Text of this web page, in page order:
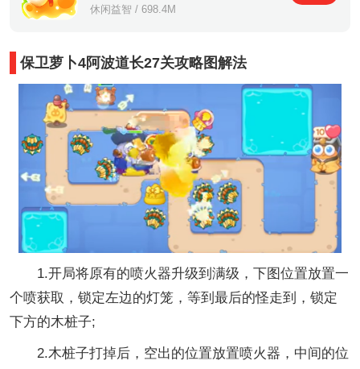
休闲益智 / 698.4M
保卫萝卜4阿波道长27关攻略图解法
1.开局将原有的喷火器升级到满级，下图位置放置一
个喷获取，锁定左边的灯笼，等到最后的怪走到，锁定
下方的木桩子;
2.木桩子打掉后，空出的位置放置喷火器，中间的位